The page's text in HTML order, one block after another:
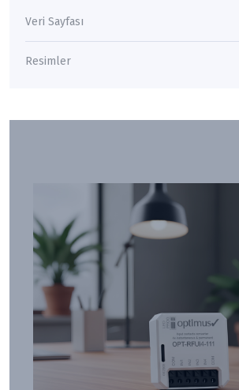
Veri Sayfası
Resimler